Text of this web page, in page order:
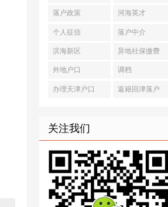
落户政策 河海英才
个人征信 落户中介
滨海新区 异地社保缴费
外地户口 调档
办理天津户口 返籍回津落户
关注我们